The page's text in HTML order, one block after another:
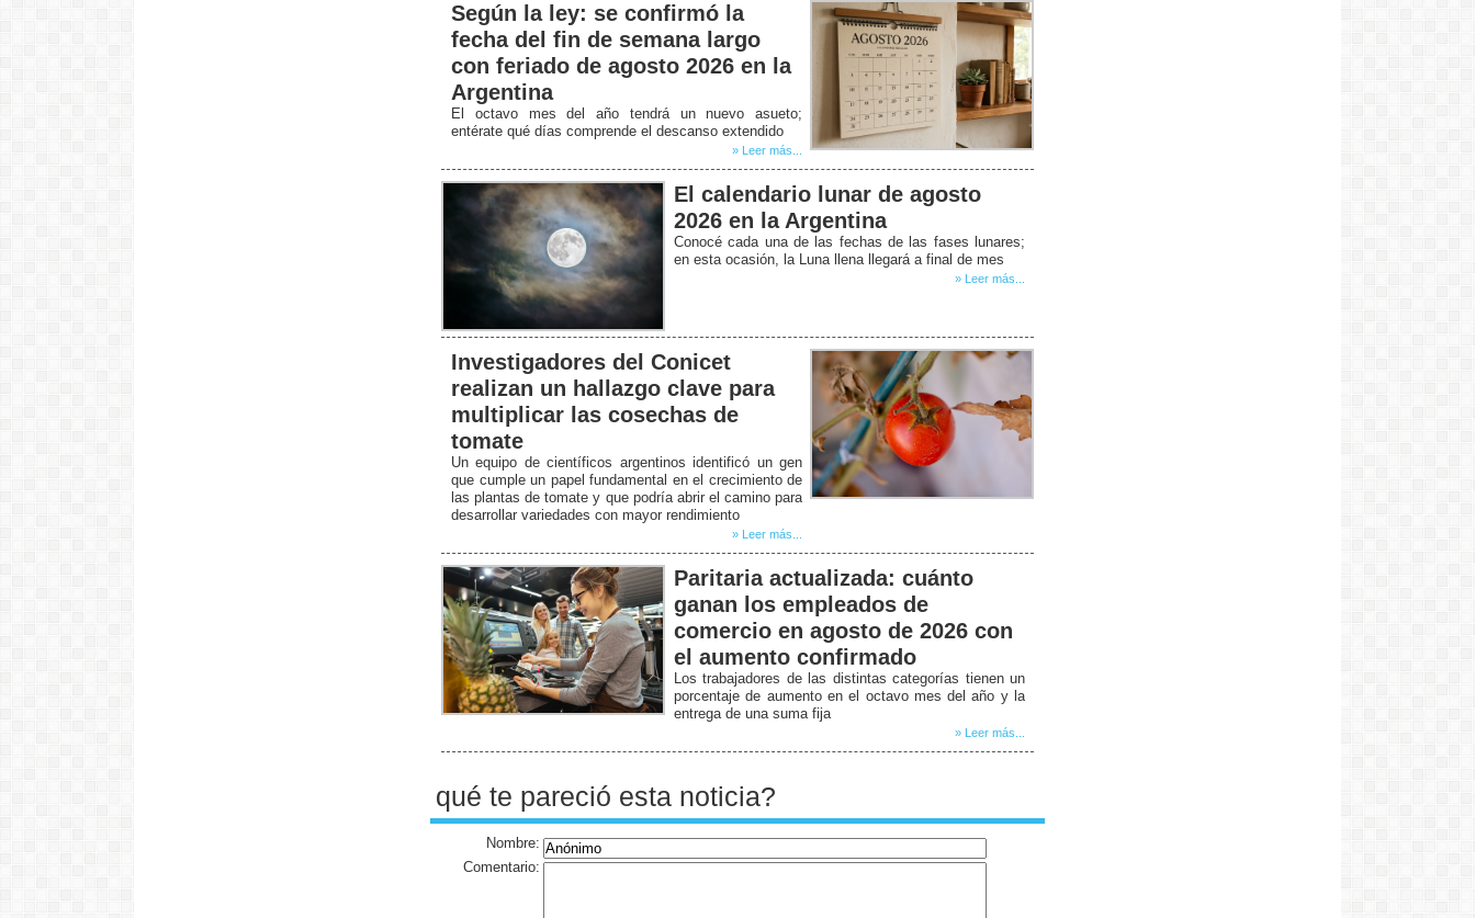
Según la ley: se confirmó la
fecha del fin de semana largo
con feriado de agosto 2026 en la
Argentina
El octavo mes del año tendrá un nuevo asueto;
entérate qué días comprende el descanso extendido
» Leer más...
El calendario lunar de agosto
2026 en la Argentina
Conocé cada una de las fechas de las fases lunares;
en esta ocasión, la Luna llena llegará a final de mes
» Leer más...
Investigadores del Conicet
realizan un hallazgo clave para
multiplicar las cosechas de
tomate
Un equipo de científicos argentinos identificó un gen
que cumple un papel fundamental en el crecimiento de
las plantas de tomate y que podría abrir el camino para
desarrollar variedades con mayor rendimiento
» Leer más...
Paritaria actualizada: cuánto
ganan los empleados de
comercio en agosto de 2026 con
el aumento confirmado
Los trabajadores de las distintas categorías tienen un
porcentaje de aumento en el octavo mes del año y la
entrega de una suma fija
» Leer más...
qué te pareció esta noticia?
Nombre:
Comentario: